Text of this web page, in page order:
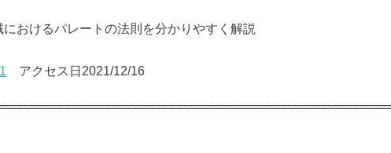
おけるパレートの法則を分かりやすく解説
アクセス日2021/12/16